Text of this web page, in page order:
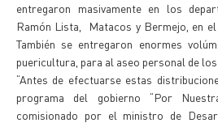
entregaron masivamente en los
Ramón Lista, Matacos y Bermejo, en
También se entregaron enormes
puericultura, para al aseo personal de los
“Antes de efectuarse estas
programa del gobierno “Por
comisionado por el ministro de